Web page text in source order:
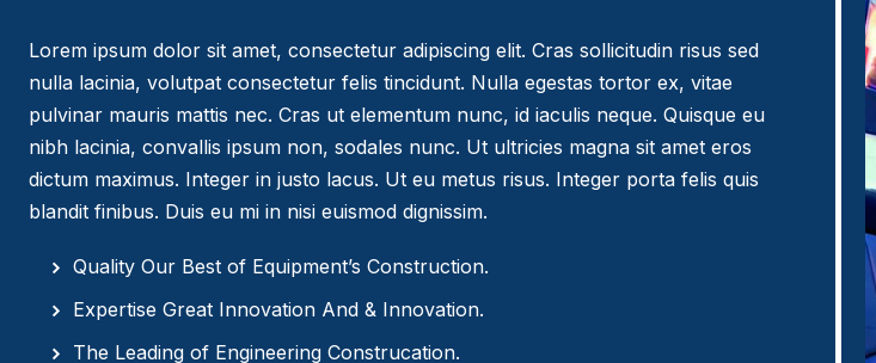
Lorem ipsum dolor sit amet, consectetur adipiscing elit. Cras sollicitudin risus sed
nulla lacinia, volutpat consectetur felis tincidunt. Nulla egestas tortor ex, vitae
pulvinar mauris mattis nec. Cras ut elementum nunc, id iaculis neque. Quisque eu
nibh lacinia, convallis ipsum non, sodales nunc. Ut ultricies magna sit amet eros
dictum maximus. Integer in justo lacus. Ut eu metus risus. Integer porta felis quis
blandit finibus. Duis eu mi in nisi euismod dignissim.
Quality Our Best of Equipment’s Construction.
Expertise Great Innovation And & Innovation.
The Leading of Engineering Construcation.